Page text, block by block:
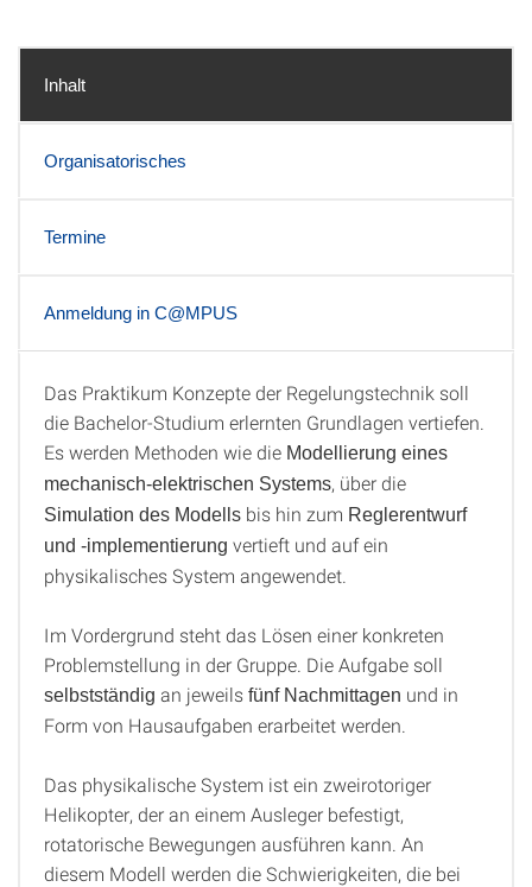
Inhalt
Organisatorisches
Termine
Anmeldung in C@MPUS
Inhalt
Das Praktikum Konzepte der Regelungstechnik soll
die Bachelor-Studium erlernten Grundlagen vertiefen.
Es werden Methoden wie die Modellierung eines
mechanisch-elektrischen Systems, über die
Simulation des Modells bis hin zum Reglerentwurf
und -implementierung vertieft und auf ein
physikalisches System angewendet.
Im Vordergrund steht das Lösen einer konkreten
Problemstellung in der Gruppe. Die Aufgabe soll
selbstständig an jeweils fünf Nachmittagen und in
Form von Hausaufgaben erarbeitet werden.
Das physikalische System ist ein zweirotoriger
Helikopter, der an einem Ausleger befestigt,
rotatorische Bewegungen ausführen kann. An
diesem Modell werden die Schwierigkeiten, die bei